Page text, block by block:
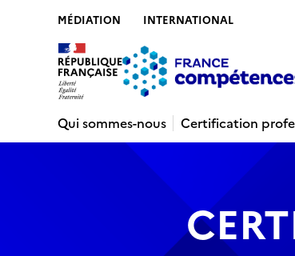
MÉDIATION INTERNATIONAL
Qui sommes-nous
Certification